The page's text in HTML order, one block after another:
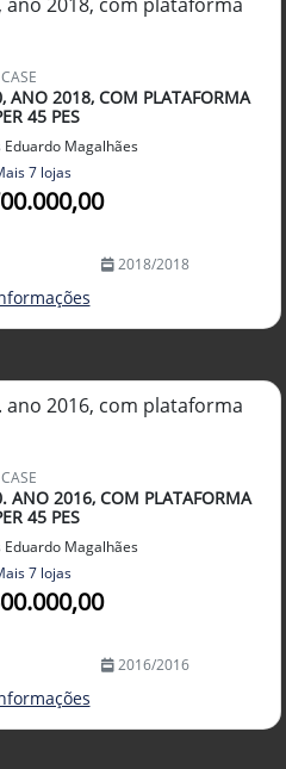
CASE
ANO 2018, COM PLATAFORMA
45 PES
Eduardo Magalhães
7 lojas
2018/2018
CASE
ANO 2016, COM PLATAFORMA
45 PES
Eduardo Magalhães
7 lojas
2016/2016